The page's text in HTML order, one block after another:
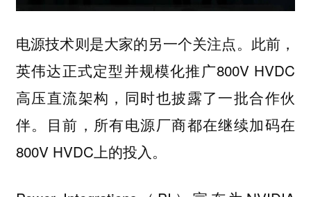
电源技术则是大家的另一个关注点。此前，
英伟达正式定型并规模化推广800V HVDC
高压直流架构，同时也披露了一批合作伙
伴。目前，所有电源厂商都在继续加码在
800V HVDC上的投入。